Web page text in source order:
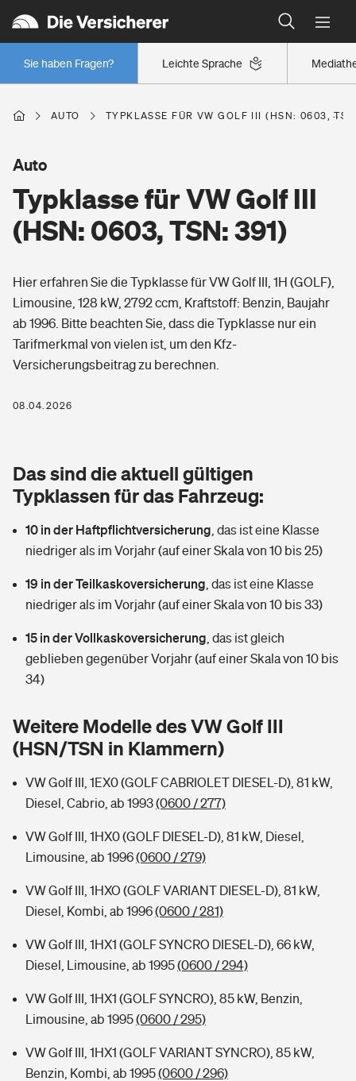
Leichte Sprache
Sie haben Fragen?
Wer versichert was: Jetzt Versicherer finden
Regionalklassen: So ist Ihre Region eingestuft
Wer versichert was: Jetzt Versicherer finden
Berufsunfähigkeitsversicherung
Erwerbsunfähigkeitsversicherung
Grundfähigkeitsversicherung
Arbeitsrechtsschutz
Berufshaftpflichtversicherung
Zur Übersicht
Tools
Wer versichert was: Jetzt Versicherer finden
Sie haben Fragen?
Wohnen
Glasversicherung
Mietkautionsversicherung
Restkreditversicherung
Zur Übersicht
Hochwasser-Check: Wie gefährdet ist Ihr Haus?
Wer versichert was: Jetzt Versicherer finden
Sie haben Fragen?
Freizeit
Pri­vate Haft­pflicht­
Kinderunfall­ver­si­che­rung
Kinderinvalidität
Reiseversicherung
Pferdehalter-Haftpflicht
Private Cyberversicherung
Musikinstrumentenversicherung
Zur Übersicht
Tools
Kinderunfall-Check: Mehr Sicherheit für deine Kids
Sie haben Fragen?
Gesundheit
Private Krankenversicherung
Dread-Disease-Versicherung
Tierkrankenversicherung
Wer versichert was: Jetzt Versicherer finden
Sie haben Fragen?
Rentenrechner: Wie viel Geld bekomme ich im Alter?
AUTO TYPKLASSE FÜR VW GOLF III (HSN: 0603,
Typklasse für VW Golf III
(HSN: 0603, TSN: 391)
Auto
Hier erfahren Sie die Typklasse für VW Golf III, 1H (GOLF),
Limousine, 128 kW, 2792 ccm, Kraftstoff: Benzin, Baujahr
ab 1996. Bitte beachten Sie, dass die Typklasse nur ein
Tarifmerkmal von vielen ist, um den Kfz-
Versicherungsbeitrag zu berechnen.
08.04.2026
Das sind die aktuell gültigen
Typklassen für das Fahrzeug:
10 in der Haftpflichtversicherung das ist eine Klasse
niedriger als im Vorjahr (auf einer Skala von 10 bis 25)
19 in der Teilkaskoversicherung das ist eine Klasse
niedriger als im Vorjahr (auf einer Skala von 10 bis 33)
15 in der Vollkaskoversicherung das ist gleich
geblieben gegenüber Vorjahr (auf einer Skala von 10 bis
34)
Weitere Modelle des VW Golf III
(HSN/TSN in Klammern)
VW Golf III, 1EX0 (GOLF CABRIOLET DIESEL-D), 81 kW,
Diesel, Cabrio, ab 1993(0600 / 277)
VW Golf III, 1HX0 (GOLF DIESEL-D), 81 kW, Diesel,
Limousine, ab 1996(0600 / 279)
VW Golf III, 1HXO (GOLF VARIANT DIESEL-D), 81 kW,
Diesel, Kombi, ab 1996(0600 / 281)
VW Golf III, 1HX1 (GOLF SYNCRO DIESEL-D), 66 kW,
Diesel, Limousine, ab 1995(0600 / 294)
VW Golf III, 1HX1 (GOLF SYNCRO), 85 kW, Benzin,
Limousine, ab 1995(0600 / 295)
VW Golf III, 1HX1 (GOLF VARIANT SYNCRO), 85 kW,
Benzin, Kombi, ab 1995(0600 / 296)